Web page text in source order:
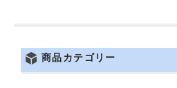
商品カテゴリー